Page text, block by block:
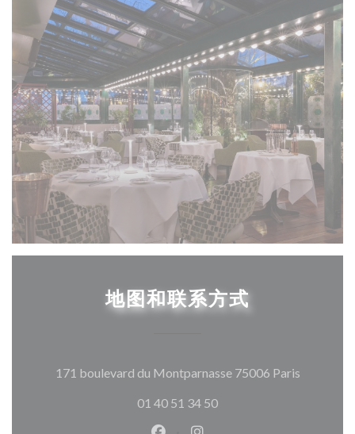
地图和联系方式
171 boulevard du Montparnasse 75006 Paris((在新窗
01 40 51 34 50